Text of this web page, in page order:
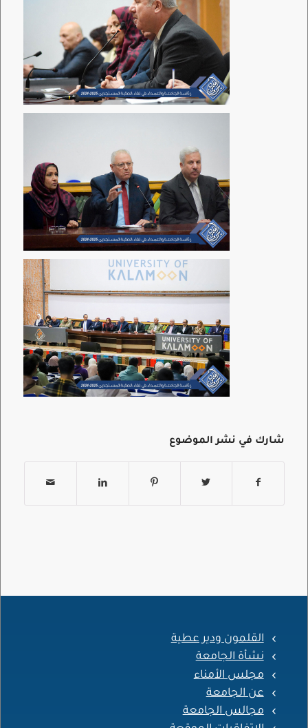
شارك في نشر الموضوع
القلمون ودير عطية
نشأة الجامعة
مجلس الأمناء
عن الجامعة
مجالس الجامعة